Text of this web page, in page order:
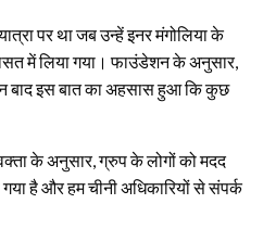
पर था जब उन्‍हें इनर मंगोलिया के
में लिया गया। फाउंडेशन के अनुसार,
बाद इस बात का अहसास हुआ कि कुछ
के अनुसार, ग्रुप के लोगों को मदद
है और हम चीनी अधिकारियों से संपर्क